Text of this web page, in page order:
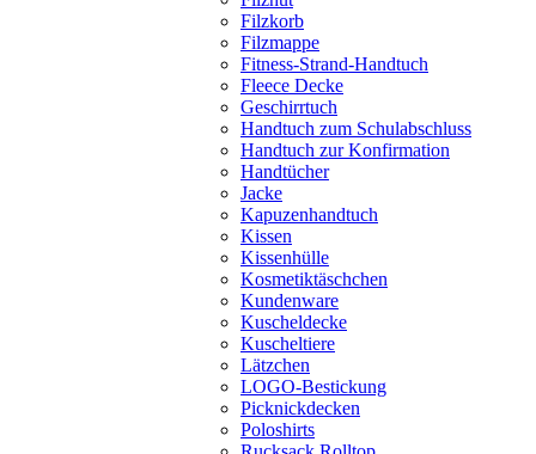
Filzkorb
Filzmappe
Fitness-Strand-Handtuch
Fleece Decke
Geschirrtuch
Handtuch zum Schulabschluss
Handtuch zur Konfirmation
Handtücher
Jacke
Kapuzenhandtuch
Kissen
Kissenhülle
Kosmetiktäschchen
Kundenware
Kuscheldecke
Kuscheltiere
Lätzchen
LOGO-Bestickung
Picknickdecken
Poloshirts